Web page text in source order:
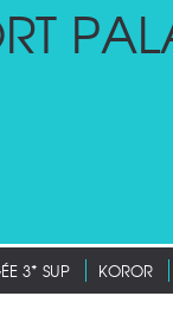
3* SUP KOROR